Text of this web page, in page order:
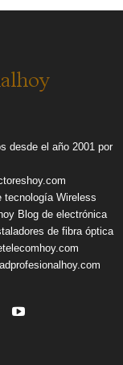
desde el año 2001 por
tecnología Wireless
Blog de electrónica
de fibra óptica